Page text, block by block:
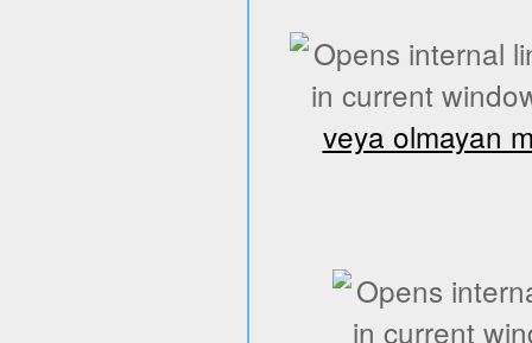
veya olmayan